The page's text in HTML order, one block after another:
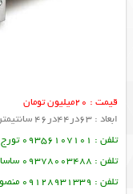
قیمت : 20میلیون تومان
ابعاد : 63در44در46 سانتیمتر
تلفن : 09356107101 تورج امین فر
تلفن : 09378003488 ساسان پرتو
تلفن : 09128931339 منصور امین فر